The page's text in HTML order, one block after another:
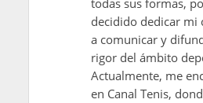
todas sus formas,
decidido dedicar mi
a comunicar y
rigor del ámbito
Actualmente, me
en Canal Tenis,